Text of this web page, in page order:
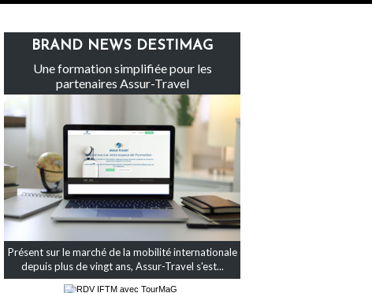
Le groupe Sainte-Claire rachète Eden Tour
BRAND NEWS DESTIMAG
Une formation simplifiée pour les
partenaires Assur-Travel
Présent sur le marché de la mobilité internationale
depuis plus de vingt ans, Assur-Travel s'est...